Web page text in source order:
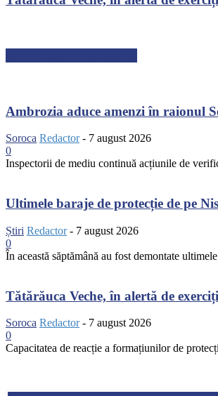
Ambrozia aduce amenzi în raionul
Soroca Redactor - 7 august 2026
0
Inspectorii de mediu continuă acțiunile de
Ultimele baraje de protecție de pe
Știri Redactor - 7 august 2026
0
În această săptămână au fost demontate
Tătărăuca Veche, în alertă de
Soroca Redactor - 7 august 2026
0
Capacitatea de reacție a formațiunilor de